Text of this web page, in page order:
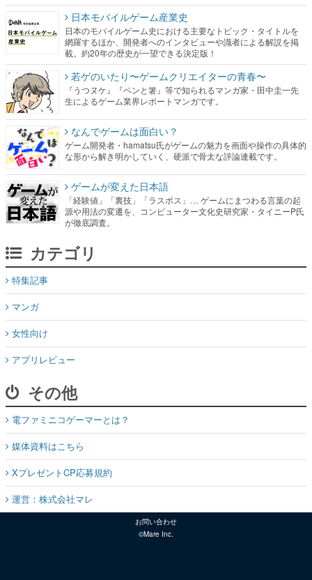
日本モバイルゲーム産業史
日本のモバイルゲーム史における主要なトピック・タイトルを
網羅するほか、開発者へのインタビューや識者による解説を掲
載。約20年の歴史が一望できる決定版！
若ゲのいたり〜ゲームクリエイターの青春〜
『うつヌケ』『ペンと箸』等で知られるマンガ家・田中圭一先
生によるゲーム業界レポートマンガです。
なんでゲームは面白い？
ゲーム開発者・hamatsu氏がゲームの魅力を画面や操作の具体的
な形から解き明かしていく、硬派で骨太な評論連載です。
ゲームが変えた日本語
「経験値」「裏技」「ラスボス」… ゲームにまつわる言葉の起
源や用法の変遷を、コンピューター文化史研究家・タイニーP氏
が徹底調査。
カテゴリ
特集記事
マンガ
女性向け
アプリレビュー
その他
電ファミニコゲーマーとは？
媒体資料はこちら
XプレゼントCP応募規約
運営：株式会社マレ
お問い合わせ
©Mare Inc.